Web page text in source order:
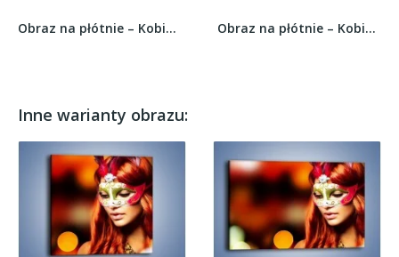
Obraz na płótnie – Kobieta w wiosennym wydaniu... Obraz na płótnie – Kobieta i czarne koronki –...
Inne warianty obrazu: